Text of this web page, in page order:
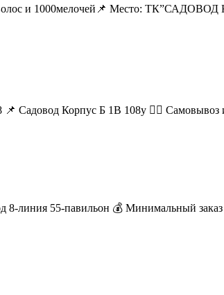
волос и 1000мелочей📌 Место:
Садовод Корпус Б 1В 108у 🚶‍♂ Самовывоз
линия 55-павильон 💰 Минимальный